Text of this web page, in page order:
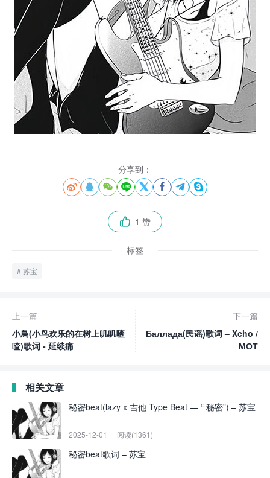
分享到：
       
 1 赞
标签
苏宝
上一篇
小鳥(小鸟欢乐的在树上叽叽喳
喳)歌词 - 延续痛
下一篇
Баллада(民谣)歌词 – Xcho /
МОТ
相关文章
秘密beat(lazy x 吉他 Type Beat — “ 秘密”) – 苏宝
2025-12-01 阅读(1361)
秘密beat歌词 – 苏宝